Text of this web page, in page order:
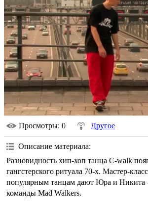
Просмотры: 0 Другое
Описание материала:
Разновидность хип-хоп танца C-walk
гангстерского ритуала 70-х. Мастер-
популярным танцам дают Юра и Никита
команды Mad Walkers.